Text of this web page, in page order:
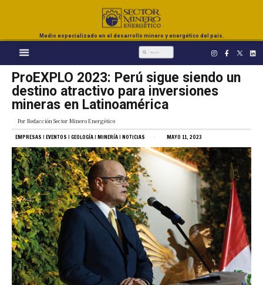
Medio especializado en el desarrollo minero y energético del país.
ProEXPLO 2023: Perú sigue siendo un
destino atractivo para inversiones
mineras en Latinoamérica
Por Redacción Sector Minero Energético
EMPRESAS | EVENTOS | GEOLOGÍA| MINERÍA| NOTICIAS MAYO 11, 2023